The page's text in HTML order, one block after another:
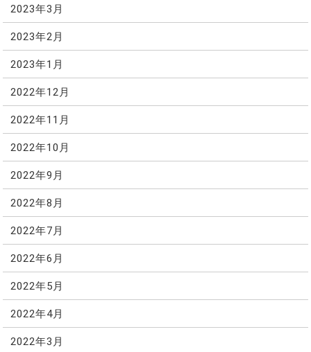
2023年3月
2023年2月
2023年1月
2022年12月
2022年11月
2022年10月
2022年9月
2022年8月
2022年7月
2022年6月
2022年5月
2022年4月
2022年3月